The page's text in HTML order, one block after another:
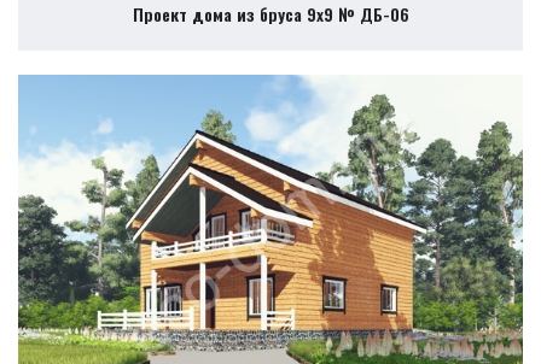
Проект дома из бруса 9х9 № ДБ-06